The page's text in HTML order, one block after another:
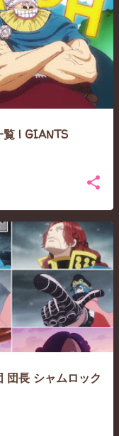
覧 | GIANTS
団長 シャムロック